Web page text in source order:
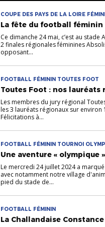
COUPE DES PAYS DE LA LOIRE
La fête du football féminin
Ce dimanche 24 mai, c’est au
2 finales régionales féminines
opposant...
FOOTBALL FÉMININ TOUTES FOOT
Toutes Foot : nos lauréats
Les membres du jury régional
les 3 lauréats régionaux sur environ
Félicitations à...
FOOTBALL FÉMININ TOURNOI
Une aventure « olympique
Le mercredi 24 juillet 2024 a
avec notamment notre village
pied du stade de...
FOOTBALL FÉMININ
La Challandaise